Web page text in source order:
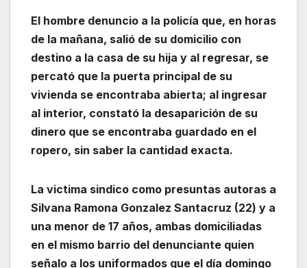
El hombre denuncio a la policía que, en horas
de la mañana, salió de su domicilio con
destino a la casa de su hija y al regresar, se
percató que la puerta principal de su
vivienda se encontraba abierta; al ingresar
al interior, constató la desaparición de su
dinero que se encontraba guardado en el
ropero, sin saber la cantidad exacta.
La victima sindico como presuntas autoras a
Silvana Ramona Gonzalez Santacruz (22) y a
una menor de 17 años, ambas domiciliadas
en el mismo barrio del denunciante quien
señalo a los uniformados que el día domingo